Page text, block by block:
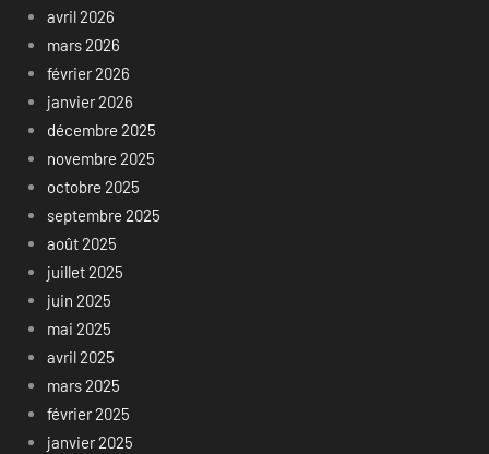
avril 2026
mars 2026
février 2026
janvier 2026
décembre 2025
novembre 2025
octobre 2025
septembre 2025
août 2025
juillet 2025
juin 2025
mai 2025
avril 2025
mars 2025
février 2025
janvier 2025